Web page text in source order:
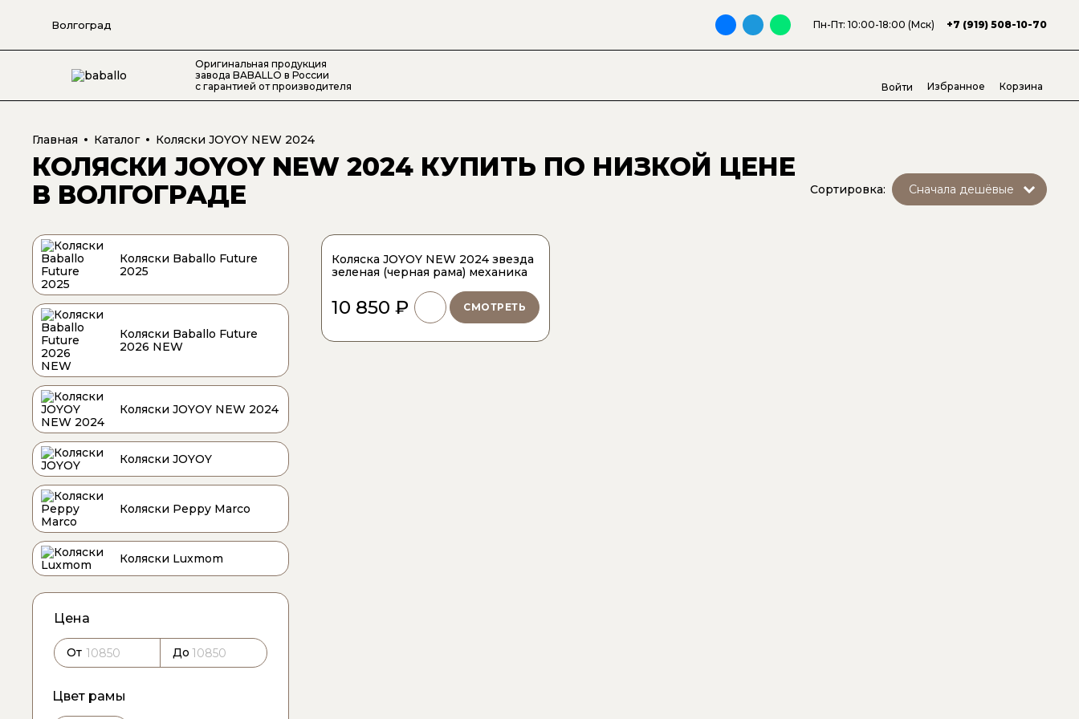
Волгоград Пн-Пт: 10:00-18:00 (Мск) +7 (919) 508-10-70
Оригинальная продукция
завода BABALLO в России
с гарантией от производителя
Войти Избранное Корзина
Главная Каталог Коляски JOYOY NEW 2024
КОЛЯСКИ JOYOY NEW 2024 КУПИТЬ ПО НИЗКОЙ ЦЕНЕ
В ВОЛГОГРАДЕ
Коляски Baballo Future
2025
Коляски Baballo Future
2026 NEW
Коляски JOYOY NEW 2024
Коляски JOYOY
Коляски Peppy Marco
Коляски Luxmom
Цена
От До
Цвет рамы
Сортировка:
Коляска JOYOY NEW 2024 звезда
зеленая (черная рама) механика
10 850 ₽ СМОТРЕТЬ